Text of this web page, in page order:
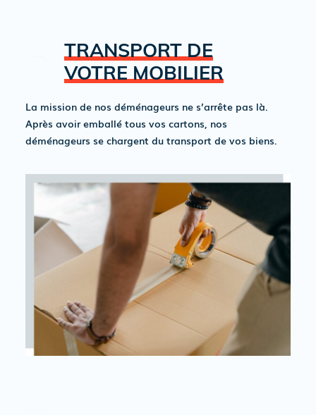
TRANSPORT DE
VOTRE MOBILIER
La mission de nos déménageurs ne s’arrête pas là.
Après avoir emballé tous vos cartons, nos
déménageurs se chargent du transport de vos biens.